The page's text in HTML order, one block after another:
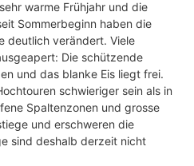
warme Frühjahr und die
Sommerbeginn haben die
deutlich verändert. Viele
Die schützende
und das blanke Eis liegt frei.
schwieriger sein als in
Spaltenzonen und grosse
und erschweren die
sind deshalb derzeit nicht